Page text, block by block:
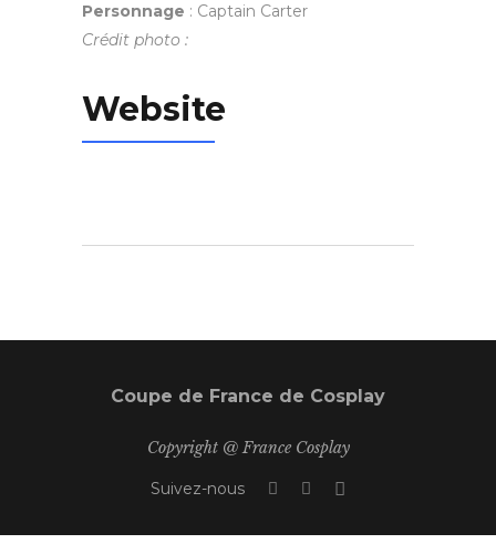
Personnage : Captain Carter
Crédit photo :
Website
Coupe de France de Cosplay
Copyright @ France Cosplay
Suivez-nous